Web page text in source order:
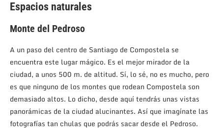
Espacios naturales
Monte del Pedroso
A un paso del centro de Santiago de Compostela se
encuentra este lugar mágico. Es el mejor mirador de la
ciudad, a unos 500 m. de altitud. Sí, lo sé, no es mucho, pero
es que ninguno de los montes que rodean Compostela son
demasiado altos. Lo dicho, desde aquí tendrás unas vistas
panorámicas de la ciudad alucinantes. Así que imagínate las
fotografías tan chulas que podrás sacar desde el Pedroso.